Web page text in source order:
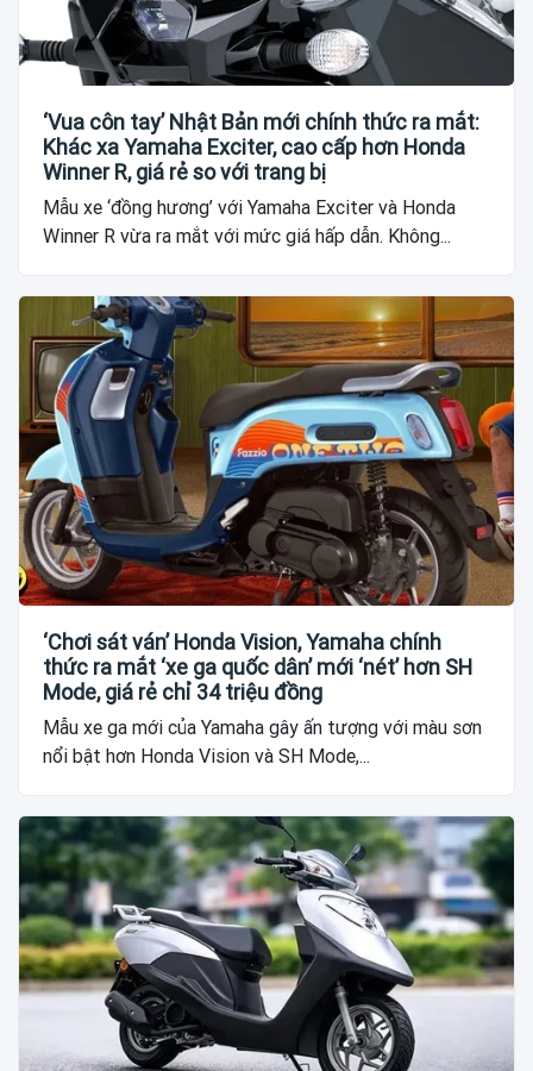
‘Vua côn tay’ Nhật Bản mới chính thức ra mắt:
Khác xa Yamaha Exciter, cao cấp hơn Honda
Winner R, giá rẻ so với trang bị
Mẫu xe ‘đồng hương’ với Yamaha Exciter và Honda
Winner R vừa ra mắt với mức giá hấp dẫn. Không...
‘Chơi sát ván’ Honda Vision, Yamaha chính
thức ra mắt ‘xe ga quốc dân’ mới ‘nét’ hơn SH
Mode, giá rẻ chỉ 34 triệu đồng
Mẫu xe ga mới của Yamaha gây ấn tượng với màu sơn
nổi bật hơn Honda Vision và SH Mode,...